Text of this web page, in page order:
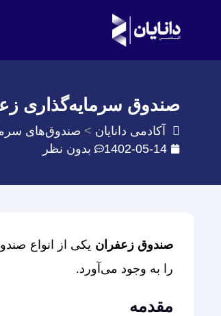
صندوق سرمایه‌گذاری
آکادمی دانایان صندوق‌های
1402-05-14
بدون نظر
صندوق زعفران یکی از انواع
را به وجود می‌آورد.
مقدمه